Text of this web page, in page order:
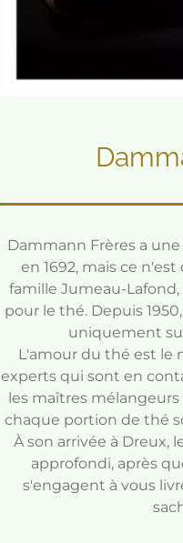
Dammann Frères a
en 1692, mais ce n'est
famille Jumeau-
pour le thé. Depuis
uniquement
L'amour du thé est le
experts qui sont en
les maîtres
chaque portion de thé
À son arrivée à Dreux,
approfondi, après
s'engagent à vous